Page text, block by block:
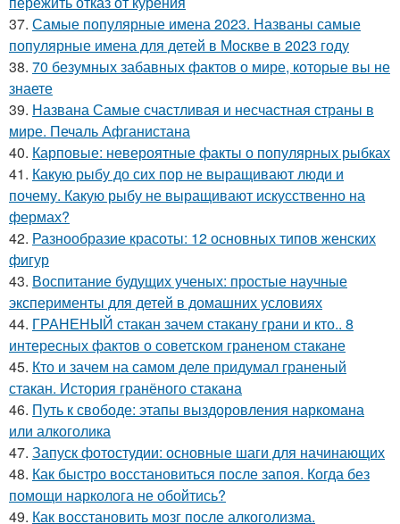
37. Самые популярные имена 2023. Названы самые
популярные имена для детей в Москве в 2023 году
38. 70 безумных забавных фактов о мире, которые вы не
знаете
39. Названа Самые счастливая и несчастная страны в
мире. Печаль Афганистана
40. Карповые: невероятные факты о популярных рыбках
41. Какую рыбу до сих пор не выращивают люди и
почему. Какую рыбу не выращивают искусственно на
фермах?
42. Разнообразие красоты: 12 основных типов женских
фигур
43. Воспитание будущих ученых: простые научные
эксперименты для детей в домашних условиях
44. ГРАНЕНЫЙ стакан зачем стакану грани и кто.. 8
интересных фактов о советском граненом стакане
45. Кто и зачем на самом деле придумал граненый
стакан. История гранёного стакана
46. Путь к свободе: этапы выздоровления наркомана
или алкоголика
47. Запуск фотостудии: основные шаги для начинающих
48. Как быстро восстановиться после запоя. Когда без
помощи нарколога не обойтись?
49. Как восстановить мозг после алкоголизма.